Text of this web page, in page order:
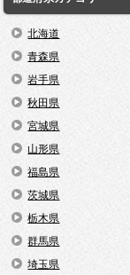
北海道
青森県
岩手県
秋田県
宮城県
山形県
福島県
茨城県
栃木県
群馬県
埼玉県